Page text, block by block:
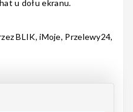
u dołu ekranu.
BLIK, iMoje, Przelewy24,